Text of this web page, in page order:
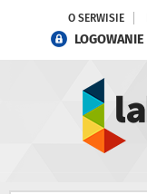
O SERWISIE
LOGOWANIE